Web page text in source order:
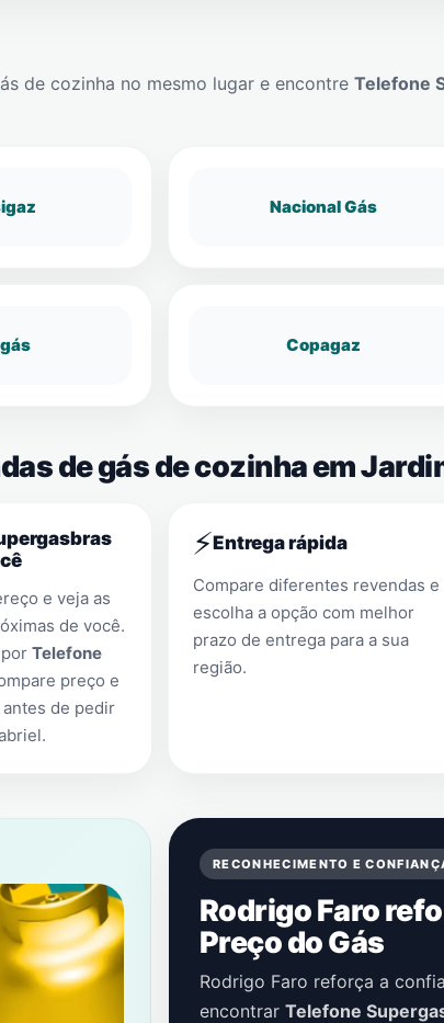
de cozinha no mesmo lugar e encontre Telefone
Nacional Gás
Copagaz
de gás de cozinha em
e veja as
de você.
Telefone
preço e
de pedir
.
⚡Entrega rápida
Compare diferentes revendas e
escolha a opção com melhor
prazo de entrega para a sua
região.
RECONHECIMENTO E
Rodrigo Faro
Preço do Gás
Rodrigo Faro reforça a
encontrar Telefone